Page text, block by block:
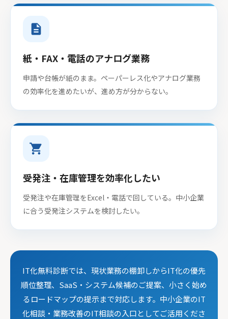
description
紙・FAX・電話のアナログ業務
申請や台帳が紙のまま。ペーパーレス化やアナログ業務
の効率化を進めたいが、進め方が分からない。
shopping_cart
受発注・在庫管理を効率化したい
受発注や在庫管理をExcel・電話で回している。中小企業
に合う受発注システムを検討したい。
IT化無料診断では、現状業務の棚卸しからIT化の優先
順位整理、SaaS・システム候補のご提案、小さく始め
るロードマップの提示まで対応します。中小企業のIT
化相談・業務改善のIT相談の入口としてご活用くださ